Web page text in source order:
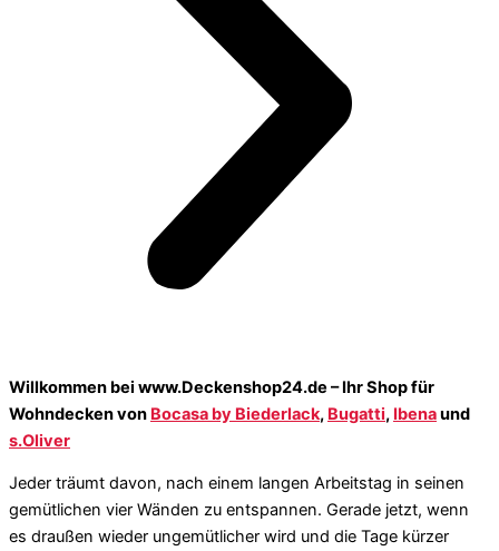
Willkommen bei www.Deckenshop24.de – Ihr Shop für
Wohndecken von Bocasa by Biederlack, Bugatti, Ibenaund
s.Oliver
Jeder träumt davon, nach einem langen Arbeitstag in seinen
gemütlichen vier Wänden zu entspannen. Gerade jetzt, wenn
es draußen wieder ungemütlicher wird und die Tage kürzer